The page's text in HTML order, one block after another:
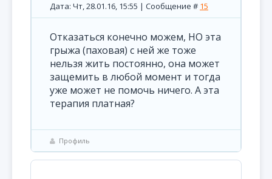
Дата: Чт, 28.01.16, 15:55 | Сообщение # 15
Отказаться конечно можем, НО эта
грыжа (паховая) с ней же тоже
нельзя жить постоянно, она может
защемить в любой момент и тогда
уже может не помочь ничего. А эта
терапия платная?
Профиль